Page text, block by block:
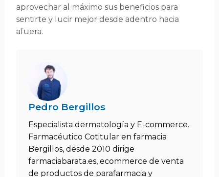
aprovechar al máximo sus beneficios para
sentirte y lucir mejor desde adentro hacia
afuera.
Pedro Bergillos
Especialista dermatología y E-commerce.
Farmacéutico Cotitular en farmacia
Bergillos, desde 2010 dirige
farmaciabarata.es, ecommerce de venta
de productos de parafarmacia y